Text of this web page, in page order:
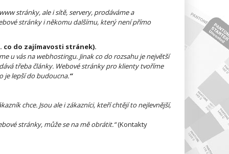
stránky, ale i sítě, servery, prodáváme a
stránky i někomu dalšímu, který není přímo
co do zajímavosti stránek).
u vás na webhostingu. Jinak co do rozsahu je největší
třeba články. Webové stránky pro klienty tvoříme
je lepší do budoucna.“
chce. Jsou ale i zákazníci, kteří chtějí to nejlevnější,
stránky, může se na mě obrátit.“(Kontakty